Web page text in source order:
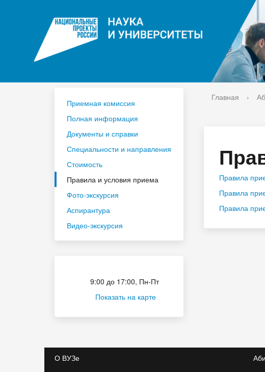
Расписание
Спорт-норма
Год педагога и наставника 2023
Приемная комиссия
Полная информация
Документы и справки
Специальности и направления
Стоимость
Правила и условия приема
Фото-экскурсия
Аспирантура
Видео-экскурсия
9:00 до 17:00, Пн-Пт
Показать на карте
Главная ›
Правила
Правила
Правила
О ВУЗе